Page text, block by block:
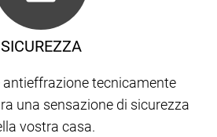
SICUREZZA
antieffrazione tecnicamente
una sensazione di sicurezza
vostra casa.